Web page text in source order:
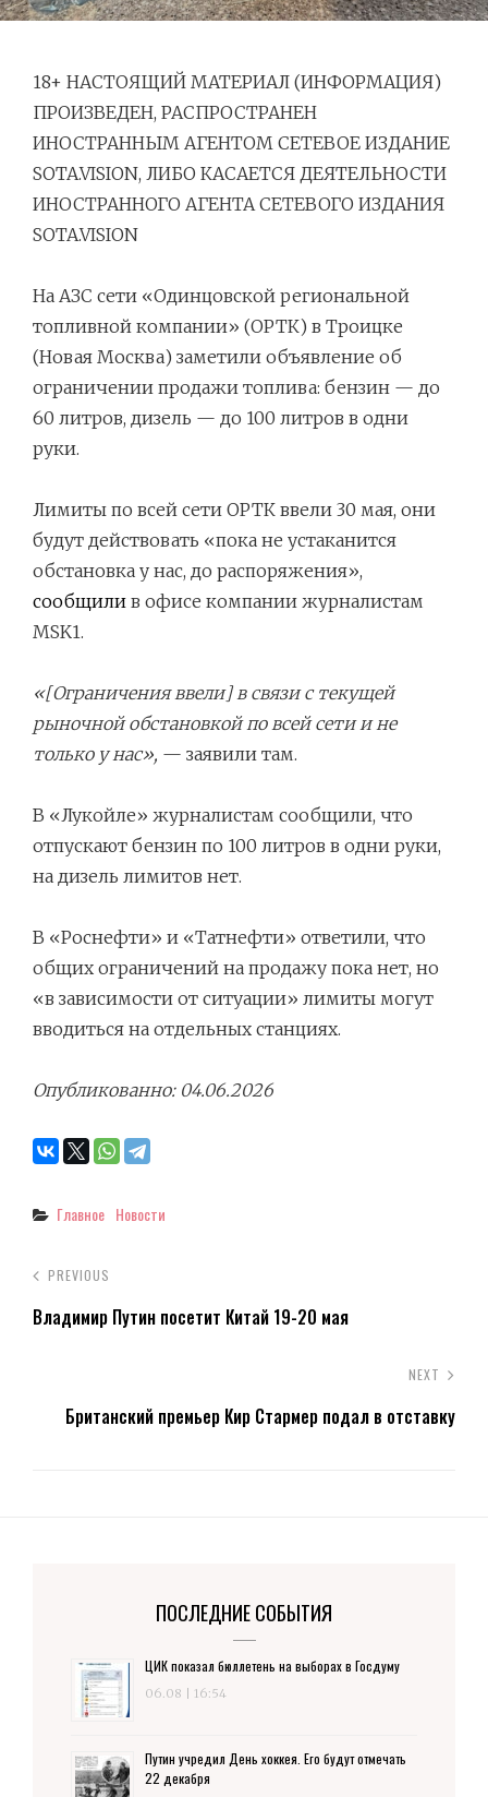
18+ НАСТОЯЩИЙ МАТЕРИАЛ (ИНФОРМАЦИЯ)
ПРОИЗВЕДЕН, РАСПРОСТРАНЕН
ИНОСТРАННЫМ АГЕНТОМ СЕТЕВОЕ ИЗДАНИЕ
SOTA.VISION, ЛИБО КАСАЕТСЯ ДЕЯТЕЛЬНОСТИ
ИНОСТРАННОГО АГЕНТА СЕТЕВОГО ИЗДАНИЯ
SOTA.VISION
На АЗС сети «Одинцовской региональной
топливной компании» (ОРТК) в Троицке
(Новая Москва) заметили объявление об
ограничении продажи топлива: бензин — до
60 литров, дизель — до 100 литров в одни
руки.
Лимиты по всей сети ОРТК ввели 30 мая, они
будут действовать «пока не устаканится
обстановка у нас, до распоряжения»,
сообщили в офисе компании журналистам
MSK1.
«[Ограничения ввели] в связи с текущей
рыночной обстановкой по всей сети и не
только у нас», — заявили там.
В «Лукойле» журналистам сообщили, что
отпускают бензин по 100 литров в одни руки,
на дизель лимитов нет.
В «Роснефти» и «Татнефти» ответили, что
общих ограничений на продажу пока нет, но
«в зависимости от ситуации» лимиты могут
вводиться на отдельных станциях.
Опубликованно: 04.06.2026
Categories
Главное Новости
Навигация
по
записям
PREVIOUS
Владимир Путин посетит Китай 19-20 мая
NEXT
Британский премьер Кир Стармер подал в отставку
ПОСЛЕДНИЕ СОБЫТИЯ
ЦИК показал бюллетень на выборах в Госдуму
06.08 | 16:54
Путин учредил День хоккея. Его будут отмечать
22 декабря